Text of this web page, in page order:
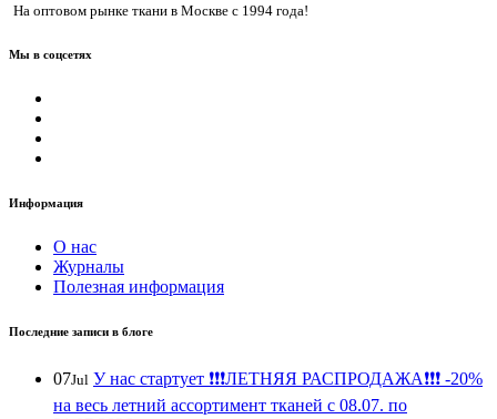
На оптовом рынке ткани в Москве с 1994 года!
Мы в соцсетях
Информация
О нас
Журналы
Полезная информация
Последние записи в блоге
07Jul У нас стартует ❗️❗️❗️ЛЕТНЯЯ РАСПРОДАЖА❗️❗️❗️ -20%
на весь летний ассортимент тканей с 08.07. по